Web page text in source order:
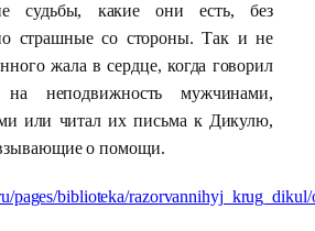
судьбы, какие они есть, без
страшные со стороны. Так и не
жала в сердце, когда говорил
неподвижность мужчинами,
или читал их письма к Дикулю,
о помощи.
pages/biblioteka/